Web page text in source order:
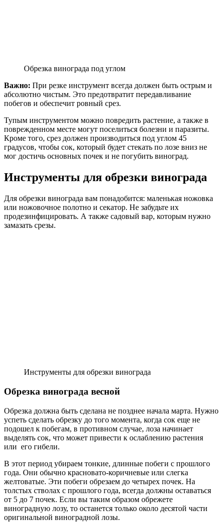
Обрезка винограда под углом
Важно: При резке инструмент всегда должен быть острым и
абсолютно чистым. Это предотвратит передавливание
побегов и обеспечит ровный срез.
Тупым инструментом можно повредить растение, а также в
поврежденном месте могут поселиться болезни и паразиты.
Кроме того, срез должен производиться под углом 45
градусов, чтобы сок, который будет стекать по лозе вниз не
мог достичь основных почек и не погубить виноград.
Инструменты для обрезки винограда
Для обрезки винограда вам понадобится: маленькая ножовка
или ножовочное полотно и секатор. Не забудьте их
продезинфицировать. А также садовый вар, которым нужно
замазать срезы.
Инструменты для обрезки винограда
Обрезка винограда весной
Обрезка должна быть сделана не позднее начала марта. Нужно
успеть сделать обрезку до того момента, когда сок еще не
подошел к побегам, в противном случае, лоза начинает
выделять сок, что может привести к ослаблению растения
или его гибели.
В этот период убираем тонкие, длинные побеги с прошлого
года. Они обычно красновато-коричневые или слегка
желтоватые. Эти побеги обрезаем до четырех почек. На
толстых стволах с прошлого года, всегда должны оставаться
от 5 до 7 почек. Если вы таким образом обрежете
виноградную лозу, то останется только около десятой части
оригинальной виноградной лозы.